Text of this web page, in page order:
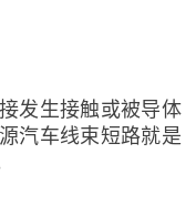
发生接触或被导体
汽车线束短路就是